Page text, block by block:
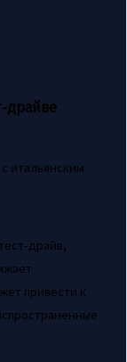
драйве
драйв,
привести к